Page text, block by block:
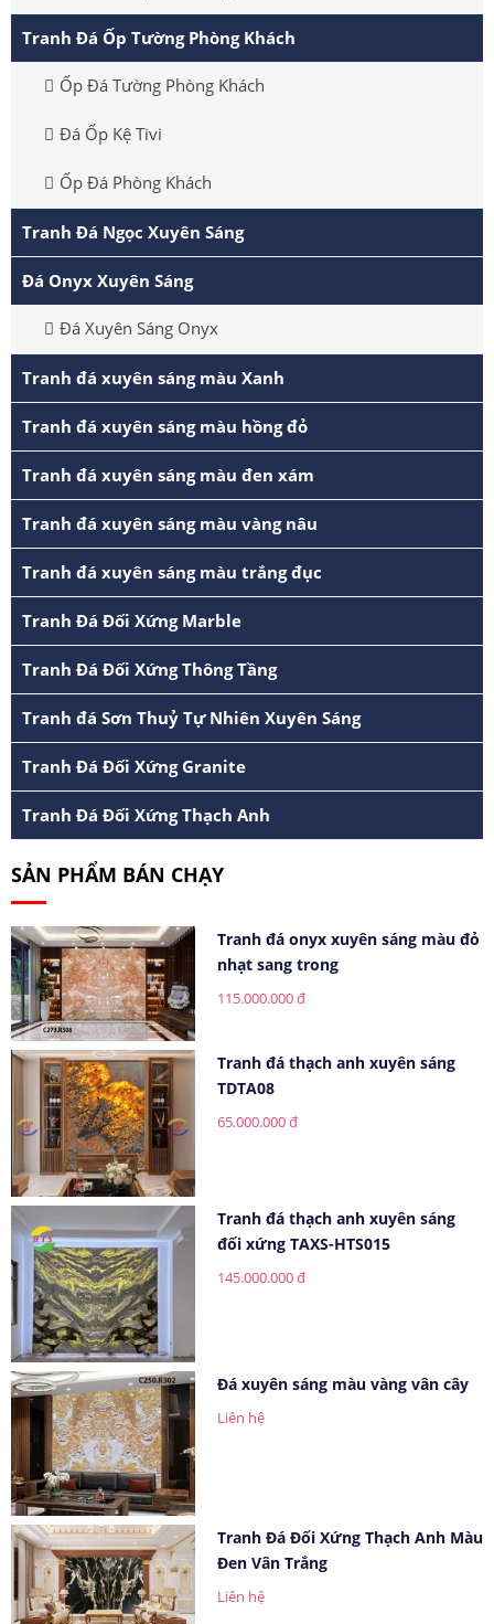
Tranh Đá Ốp Tường Phòng Khách
Ốp Đá Tường Phòng Khách
Đá Ốp Kệ Tivi
Ốp Đá Phòng Khách
Tranh Đá Ngọc Xuyên Sáng
Đá Onyx Xuyên Sáng
Đá Xuyên Sáng Onyx
Tranh đá xuyên sáng màu Xanh
Tranh đá xuyên sáng màu hồng đỏ
Tranh đá xuyên sáng màu đen xám
Tranh đá xuyên sáng màu vàng nâu
Tranh đá xuyên sáng màu trắng đục
Tranh Đá Đối Xứng Marble
Tranh Đá Đối Xứng Thông Tầng
Tranh đá Sơn Thuỷ Tự Nhiên Xuyên Sáng
Tranh Đá Đối Xứng Granite
Tranh Đá Đối Xứng Thạch Anh
SẢN PHẨM BÁN CHẠY
Tranh đá onyx xuyên sáng màu đỏ
nhạt sang trong
115.000.000 đ
Tranh đá thạch anh xuyên sáng
TDTA08
65.000.000 đ
Tranh đá thạch anh xuyên sáng
đối xứng TAXS-HTS015
145.000.000 đ
Đá xuyên sáng màu vàng vân cây
Liên hệ
Tranh Đá Đối Xứng Thạch Anh Màu
Đen Vân Trắng
Liên hệ